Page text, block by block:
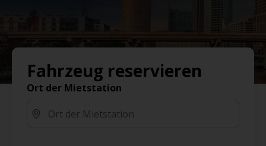
Fahrzeug reservieren
Ort der Mietstation